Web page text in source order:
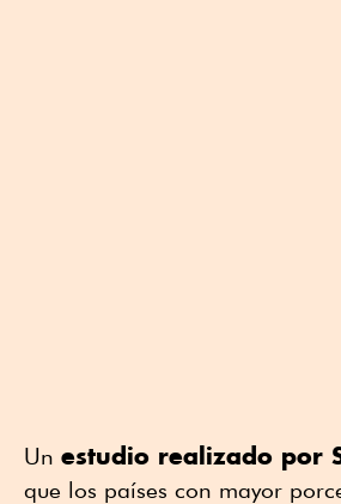
Un estudio realizado por
que los países con mayor